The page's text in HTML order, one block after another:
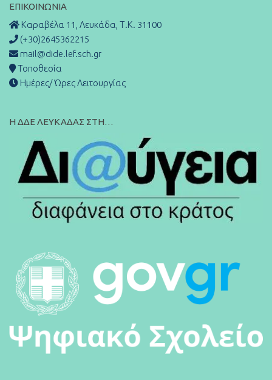
ΕΠΙΚΟΙΝΩΝΊΑ
Καραβέλα 11, Λευκάδα, Τ.Κ. 31100
(+30)2645362215
mail@dide.lef.sch.gr
Τοποθεσία
Ημέρες/ Ώρες Λειτουργίας
Η ΔΔΕ ΛΕΥΚΑΔΑΣ ΣΤΗ…